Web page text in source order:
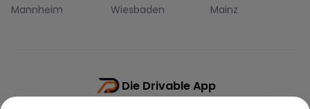
Mannheim
Wiesbaden Mainz
Die Drivable App